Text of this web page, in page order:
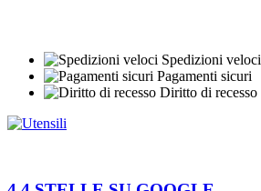
Spedizioni veloci
Pagamenti sicuri
Diritto di recesso